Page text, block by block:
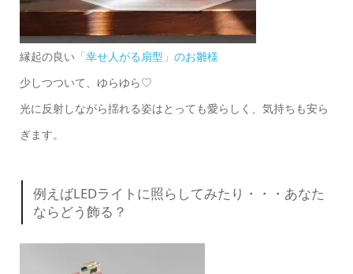
縁起の良い 「幸せ人がる扇型」のお雛様
少しつついて、ゆらゆら♡
光に反射しながら揺れる姿はとっても愛らしく、気持ちも安ら
ぎます。
例えばLEDライトに照らしてみたり・・・あなた
ならどう飾る？